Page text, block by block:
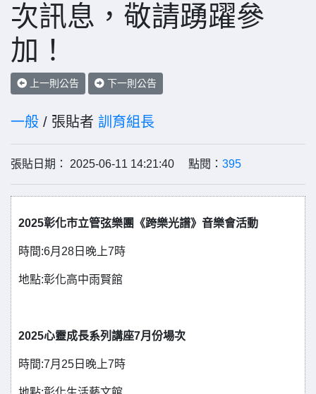
次訊息，敬請踴躍參
加！
上一則公告 下一則公告
一般 / 張貼者 訓育組長
張貼日期： 2025-06-11 14:21:40 點閱： 395
2025彰化市立管弦樂團《跨樂光譜》音樂會活動
時間:6月28日晚上7時
地點:彰化高中雨賢館
2025心靈成長系列講座7月份場次
時間:7月25日晚上7時